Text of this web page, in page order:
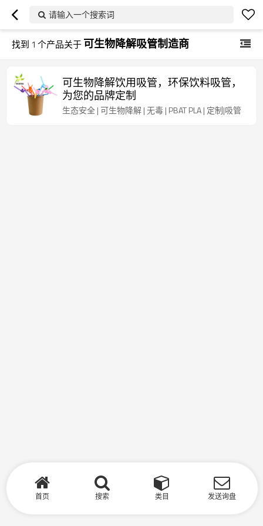
请输入一个搜索词
找到 1 个产品关于可生物降解吸管制造商
可生物降解饮用吸管，环保饮料吸管，
为您的品牌定制
生态安全 | 可生物降解 | 无毒 | PBAT PLA | 定制|吸管
首页 搜索 类目 发送询盘